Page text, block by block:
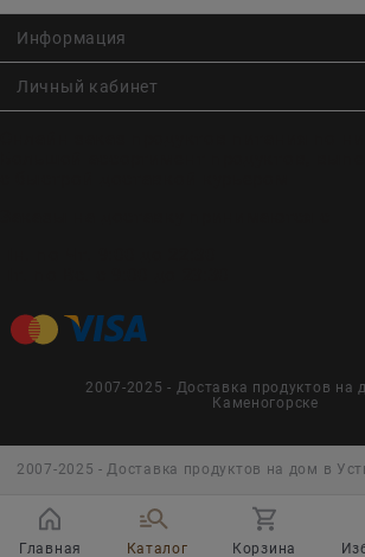
Информация
Личный кабинет
2007-2025 - Доставка продуктов на
Каменогорске
2007-2025 - Доставка продуктов на дом в
Главная Каталог Корзина